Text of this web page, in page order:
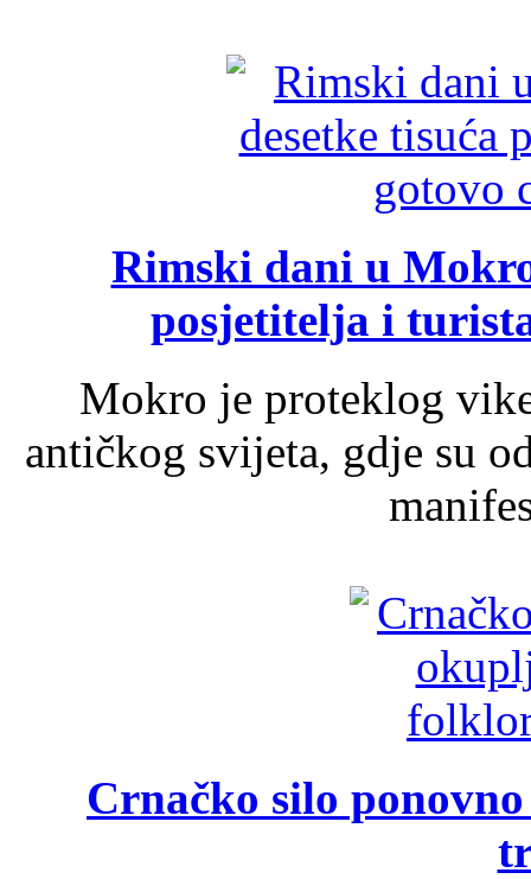
Rimski dani u
posjetitelja i
Mokro je proteklog
antičkog svijeta, gdje su
Crnačko silo